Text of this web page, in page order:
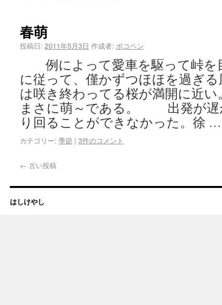
春萌
投稿日: 2011年5月3日 作成者: ポコペン
例によって愛車を駆って峠を
に従って、僅かずつほほを過ぎ
は咲き終わってる桜が満開に近
まさに萌～である。 出発が遅
り回ることができなかった。徐
カテゴリー: 季節 | 3件のコメント
← 古い投稿
はしけやし